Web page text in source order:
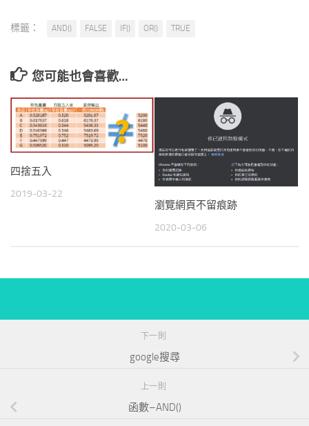
標籤： AND() FALSE IF() OR() TRUE
您可能也會喜歡…
四捨五入
2019-03-22
瀏覽網頁不留痕跡
2020-03-06
下一則
google搜尋
上一則
函數–AND()